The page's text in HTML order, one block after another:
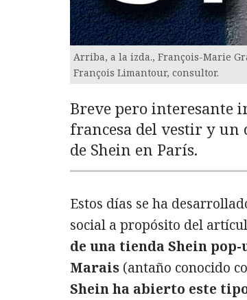
Arriba, a la izda., François-Marie
François Limantour, consultor.
Breve pero interesante
francesa del vestir y un
de Shein en París.
Estos días se ha
social a propósito del
de una tienda Shein pop-
Marais(antaño conocido
Shein ha abierto este